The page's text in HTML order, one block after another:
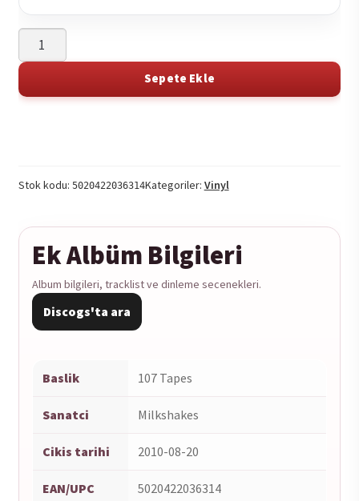
Milkshakes
-
Tapes
Sepete Ekle
on
on
Stok kodu: 5020422036314Kategoriler: Vinyl
Ek Albüm Bilgileri
Album bilgileri, tracklist ve dinleme secenekleri.
Discogs'ta ara
Baslik 107 Tapes
Sanatci Milkshakes
Cikis tarihi 2010-08-20
EAN/UPC 5020422036314